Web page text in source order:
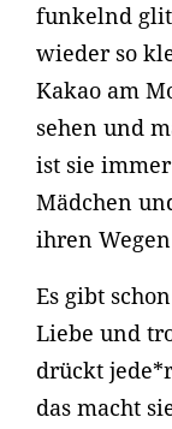
funkelnd
wieder so
Kakao am
sehen und
ist sie
Mädchen
ihren
Es gibt
Liebe und
drückt
das macht